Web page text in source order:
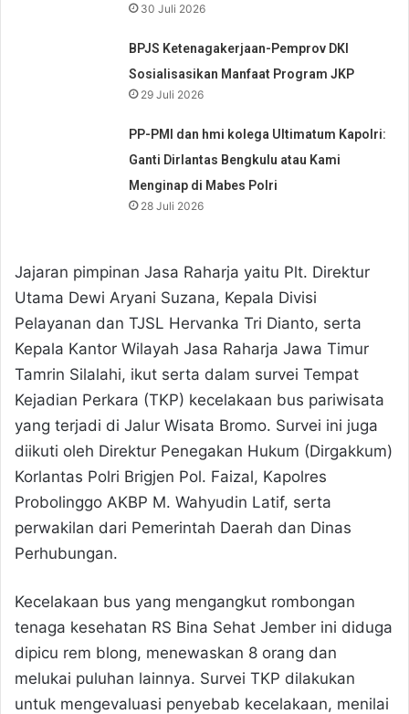
30 Juli 2026
BPJS Ketenagakerjaan-Pemprov DKI
Sosialisasikan Manfaat Program JKP
29 Juli 2026
PP-PMI dan hmi kolega Ultimatum Kapolri:
Ganti Dirlantas Bengkulu atau Kami
Menginap di Mabes Polri
28 Juli 2026
Jajaran pimpinan Jasa Raharja yaitu Plt. Direktur
Utama Dewi Aryani Suzana, Kepala Divisi
Pelayanan dan TJSL Hervanka Tri Dianto, serta
Kepala Kantor Wilayah Jasa Raharja Jawa Timur
Tamrin Silalahi, ikut serta dalam survei Tempat
Kejadian Perkara (TKP) kecelakaan bus pariwisata
yang terjadi di Jalur Wisata Bromo. Survei ini juga
diikuti oleh Direktur Penegakan Hukum (Dirgakkum)
Korlantas Polri Brigjen Pol. Faizal, Kapolres
Probolinggo AKBP M. Wahyudin Latif, serta
perwakilan dari Pemerintah Daerah dan Dinas
Perhubungan.
Kecelakaan bus yang mengangkut rombongan
tenaga kesehatan RS Bina Sehat Jember ini diduga
dipicu rem blong, menewaskan 8 orang dan
melukai puluhan lainnya. Survei TKP dilakukan
untuk mengevaluasi penyebab kecelakaan, menilai